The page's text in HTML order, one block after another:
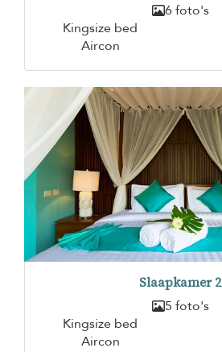
6 foto's
Kingsize bed
Aircon
Slaapkamer 2
5 foto's
Kingsize bed
Aircon